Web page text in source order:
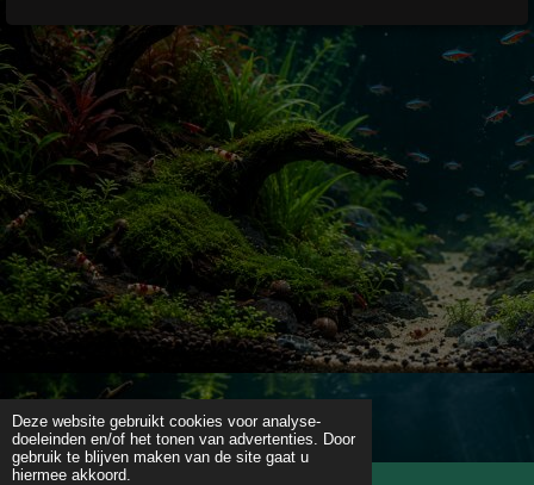
Deze website gebruikt cookies voor analyse-
doeleinden en/of het tonen van advertenties. Door
gebruik te blijven maken van de site gaat u
hiermee akkoord.